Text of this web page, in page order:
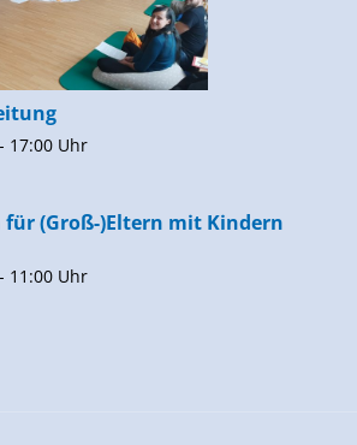
17:00 Uhr
(Groß-)Eltern mit Kindern
11:00 Uhr